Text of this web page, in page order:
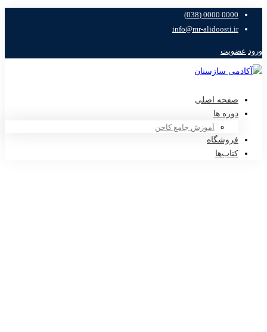
0000 0000 (038)
info@mr-alidoosti.ir
ورود عضویت
صفحه اصلی
دوره ها
آموزش جامع کاخن
فروشگاه
کتاب‌ها